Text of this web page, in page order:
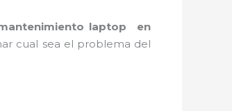
laptop en
cual sea el problema del